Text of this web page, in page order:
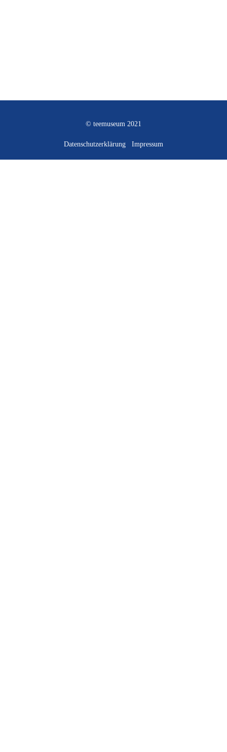
© teemuseum 2021
Datenschutzerklärung Impressum